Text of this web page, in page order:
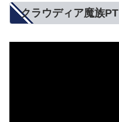
クラウディア魔族PT